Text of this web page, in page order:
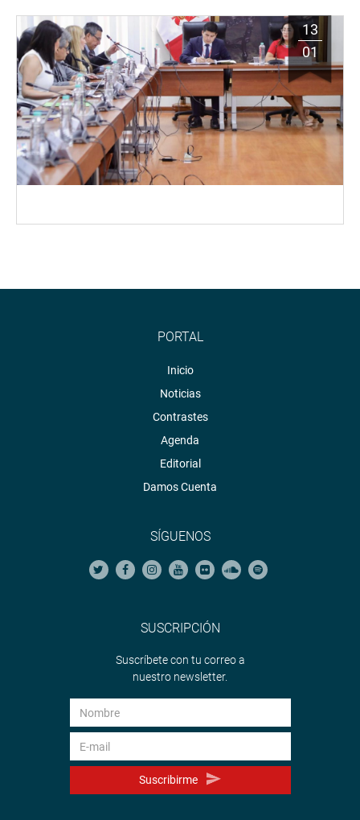
13
01
PORTAL
Inicio
Noticias
Contrastes
Agenda
Editorial
Damos Cuenta
SÍGUENOS
SUSCRIPCIÓN
Suscríbete con tu correo a
nuestro newsletter.
Suscribirme